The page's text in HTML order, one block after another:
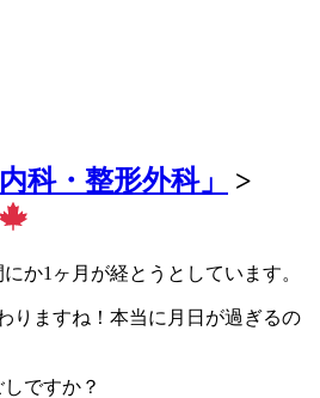
科・整形外科」
>
か1ヶ月が経とうとしています。
りますね！本当に月日が過ぎるの
ですか？